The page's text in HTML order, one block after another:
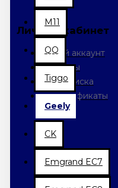
M11
QQ
Tiggo
Geely
CK
Emgrand EC7
Личный кабинет
Мой аккаунт
Заказы
Подписка
Сертификаты